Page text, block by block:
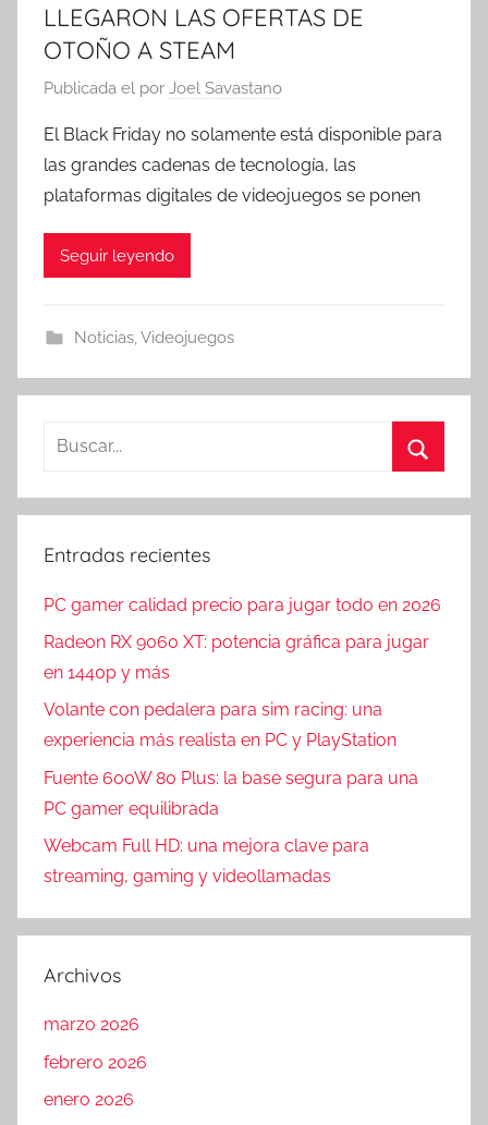
LLEGARON LAS OFERTAS DE
OTOÑO A STEAM
Publicada el por Joel Savastano
El Black Friday no solamente está disponible para
las grandes cadenas de tecnología, las
plataformas digitales de videojuegos se ponen
Seguir leyendo
Noticias,Videojuegos
Buscar:
Entradas recientes
PC gamer calidad precio para jugar todo en 2026
Radeon RX 9060 XT: potencia gráfica para jugar
en 1440p y más
Volante con pedalera para sim racing: una
experiencia más realista en PC y PlayStation
Fuente 600W 80 Plus: la base segura para una
PC gamer equilibrada
Webcam Full HD: una mejora clave para
streaming, gaming y videollamadas
Archivos
marzo 2026
febrero 2026
enero 2026